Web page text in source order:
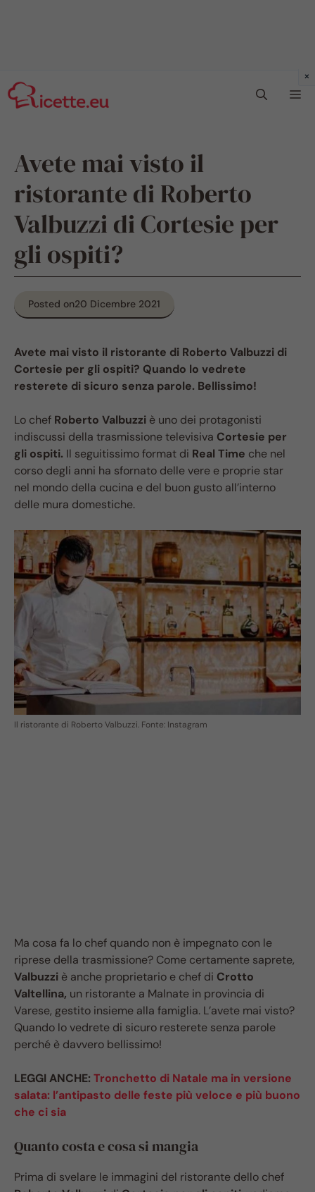
al
contenuto
Avete mai visto il
ristorante di Roberto
Valbuzzi di Cortesie per
gli ospiti?
Posted on20 Dicembre 2021
Avete mai visto il ristorante di Roberto Valbuzzi di
Cortesie per gli ospiti? Quando lo vedrete
resterete di sicuro senza parole. Bellissimo!
Lo chef Roberto Valbuzzi è uno dei protagonisti
indiscussi della trasmissione televisiva Cortesie per
gli ospiti. Il seguitissimo format di Real Time che nel
corso degli anni ha sfornato delle vere e proprie star
nel mondo della cucina e del buon gusto all’interno
delle mura domestiche.
Il ristorante di Roberto Valbuzzi. Fonte: Instagram
Ma cosa fa lo chef quando non è impegnato con le
riprese della trasmissione? Come certamente saprete,
Valbuzzi è anche proprietario e chef di Crotto
Valtellina, un ristorante a Malnate in provincia di
Varese, gestito insieme alla famiglia. L’avete mai visto?
Quando lo vedrete di sicuro resterete senza parole
perché è davvero bellissimo!
LEGGI ANCHE: Tronchetto di Natale ma in versione
salata: l’antipasto delle feste più veloce e più buono
che ci sia
Quanto costa e cosa si mangia
Prima di svelare le immagini del ristorante dello chef